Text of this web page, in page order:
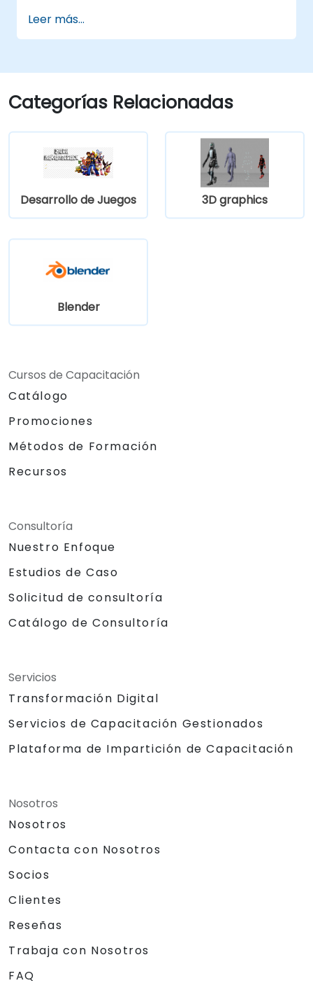
Explorar y construir mundos visuales y
juegos.
diseño de videojuegos.
Crear animaciones de cinemáticas
(cutscenes).
Leer más...
Categorías Relacionadas
Desarrollo de Juegos 3D graphics
Blender
Cursos de Capacitación
Catálogo
Promociones
Métodos de Formación
Recursos
Consultoría
Nuestro Enfoque
Estudios de Caso
Solicitud de consultoría
Catálogo de Consultoría
Servicios
Transformación Digital
Servicios de Capacitación Gestionados
Plataforma de Impartición de Capacitación
Nosotros
Nosotros
Contacta con Nosotros
Socios
Clientes
Reseñas
Trabaja con Nosotros
FAQ